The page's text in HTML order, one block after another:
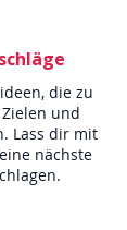
die zu
und
Lass dir mit
nächste